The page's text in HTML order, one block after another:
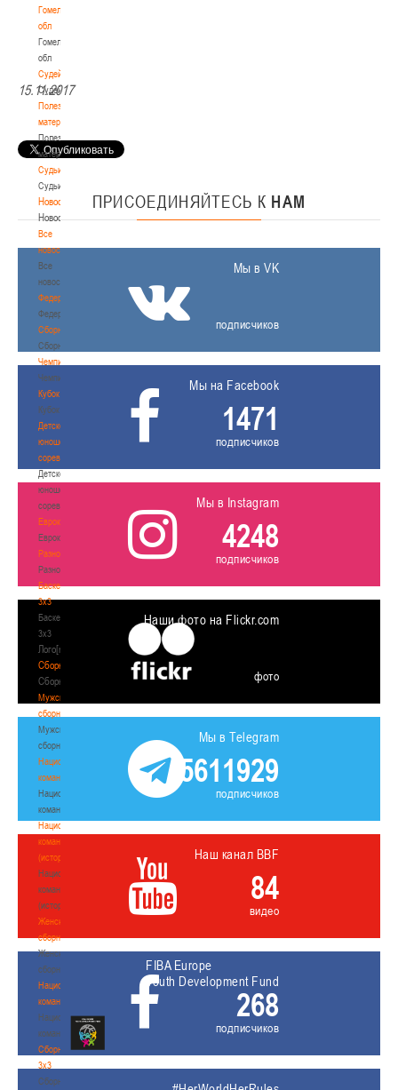
Гомельская
обл
Гомельская
обл
Судейство
Судейство
Полезные
материалы
Полезные
материалы
Судьи
Судьи
Новости
Новости
Все
новости
Все
новости
Федерация
Федерация
Сборные
Сборные
Чемпионат
Чемпионат
Кубок
Кубок
Детско-
юношеские
соревнования
Детско-
юношеские
соревнования
Еврокубки
Еврокубки
Разное
Разное
Баскетбол
3х3
Баскетбол
3х3
Лого[modid=121]
Сборные
Сборные
Мужские
сборные
Мужские
сборные
Национальная
команда
Национальная
команда
Национальная
команда
(история)
Национальная
команда
(история)
Женские
сборные
Женские
сборные
Национальная
команда
Национальная
команда
Сборные
3х3
Сборные
15.11.2017
ПРИСОЕДИНЯЙТЕСЬ К НАМ
Мы в VK
подписчиков
Мы на Facebook
1471
подписчиков
Мы в Instagram
4248
подписчиков
Наши фото на Flickr.com
фото
Мы в Telegram
5611929
подписчиков
Наш канал BBF
84
видео
FIBA Europe
Youth Development Fund
268
подписчиков